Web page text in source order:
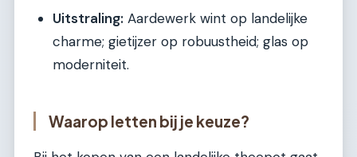
Uitstraling: Aardewerk wint op landelijke
charme; gietijzer op robuustheid; glas op
moderniteit.
Waarop letten bij je keuze?